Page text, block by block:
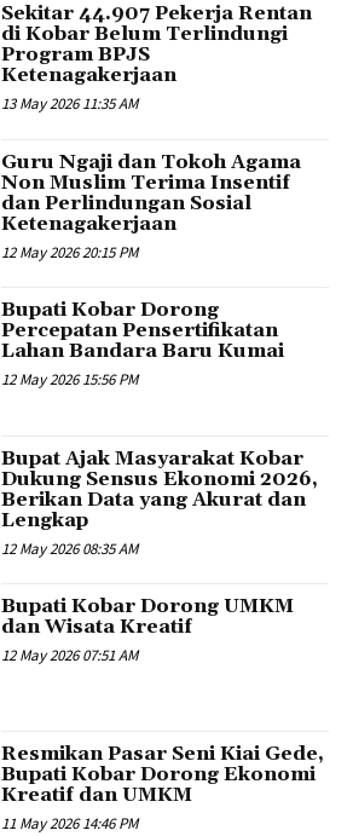
Sekitar 44.907 Pekerja Rentan
di Kobar Belum Terlindungi
Program BPJS
Ketenagakerjaan
13 May 2026 11:35 AM
Guru Ngaji dan Tokoh Agama
Non Muslim Terima Insentif
dan Perlindungan Sosial
Ketenagakerjaan
12 May 2026 20:15 PM
Bupati Kobar Dorong
Percepatan Pensertifikatan
Lahan Bandara Baru Kumai
12 May 2026 15:56 PM
Bupat Ajak Masyarakat Kobar
Dukung Sensus Ekonomi 2026,
Berikan Data yang Akurat dan
Lengkap
12 May 2026 08:35 AM
Bupati Kobar Dorong UMKM
dan Wisata Kreatif
12 May 2026 07:51 AM
Resmikan Pasar Seni Kiai Gede,
Bupati Kobar Dorong Ekonomi
Kreatif dan UMKM
11 May 2026 14:46 PM